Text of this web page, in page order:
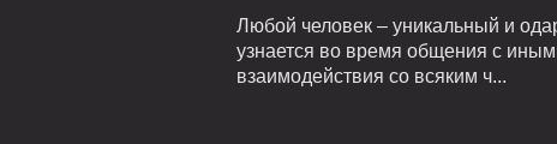
Любой человек – уникальный и
узнается во время общения с
взаимодействия со всяким ч...